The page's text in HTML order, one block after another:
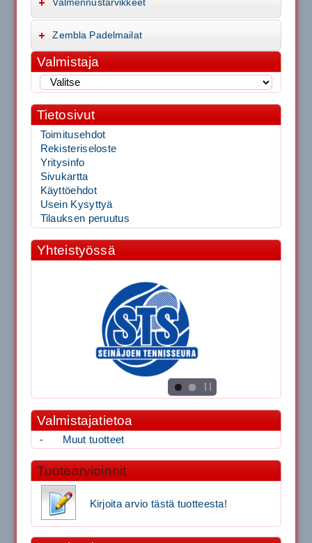
Zembla Padelmailat
Valmistaja
Tietosivut
Toimitusehdot
Rekisteriseloste
Yritysinfo
Sivukartta
Käyttöehdot
Usein Kysyttyä
Tilauksen peruutus
Yhteistyössä
Valmistajatietoa
- Muut tuotteet
Tuotearvioinnit
Kirjoita arvio tästä tuotteesta!